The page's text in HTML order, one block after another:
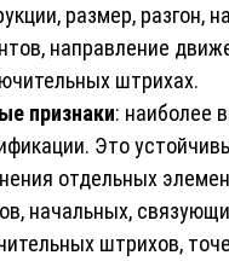
размер, разгон,
направление
штрихах.
признаки: наиболее
Это
отдельных
начальных,
штрихов,